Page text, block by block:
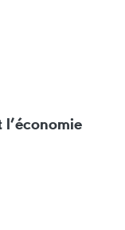
l’économie